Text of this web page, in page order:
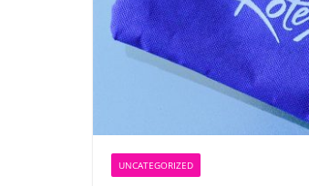
UNCATEGORIZED